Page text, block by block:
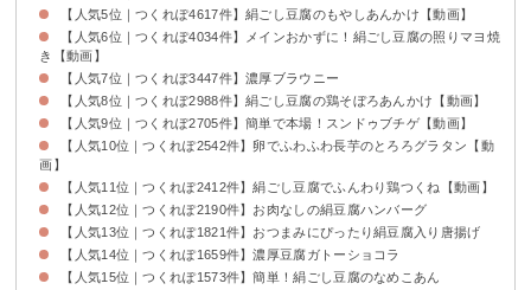
【人気5位｜つくれぽ4617件】絹ごし豆腐のもやしあんかけ【動画】
【人気6位｜つくれぽ4034件】メインおかずに！絹ごし豆腐の照りマヨ焼
き【動画】
【人気7位｜つくれぽ3447件】濃厚ブラウニー
【人気8位｜つくれぽ2988件】絹ごし豆腐の鶏そぼろあんかけ【動画】
【人気9位｜つくれぽ2705件】簡単で本場！スンドゥブチゲ【動画】
【人気10位｜つくれぽ2542件】卵でふわふわ長芋のとろろグラタン【動
画】
【人気11位｜つくれぽ2412件】絹ごし豆腐でふんわり鶏つくね【動画】
【人気12位｜つくれぽ2190件】お肉なしの絹豆腐ハンバーグ
【人気13位｜つくれぽ1821件】おつまみにぴったり絹豆腐入り唐揚げ
【人気14位｜つくれぽ1659件】濃厚豆腐ガトーショコラ
【人気15位｜つくれぽ1573件】簡単！絹ごし豆腐のなめこあん